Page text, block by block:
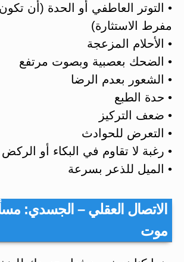
• التوتر العاطفي أو الحدة (أن تكون
مفرط الاستثارة)
• الأحلام المزعجة
• الضحك بعصبية وبصوت مرتفع
• الشعور بعدم الرضا
• حدة الطبع
• ضعف التركيز
• التعرض للحوادث
• رغبة لا تقاوم في البكاء أو الركض
• الميل للذعر بسرعة
الاتصال العقلي – الجسدي:
موت